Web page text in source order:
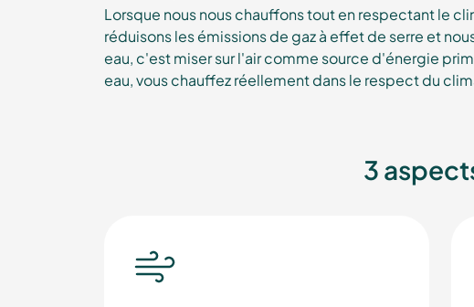
Lorsque nous nous chauffons tout en respectant le
réduisons les émissions de gaz à effet de serre et
eau, c'est miser sur l'air comme source d'énergie
eau, vous chauffez réellement dans le respect du
3